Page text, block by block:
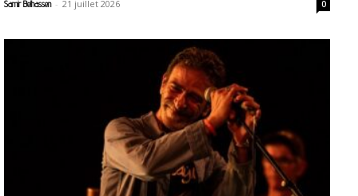
Samir Belhassen - 21 juillet 2026 0